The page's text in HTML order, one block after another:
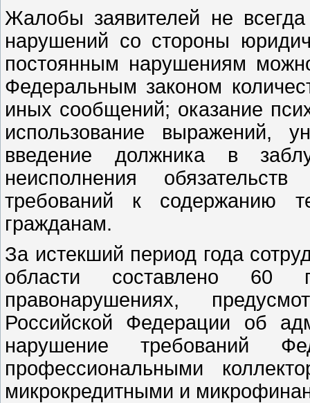
Жалобы заявителей не
нарушений со стороны
постоянным нарушениям
Федеральным законом
иных сообщений; оказание
использование выражений,
введение должника в
неисполнения
требований к содержанию
гражданам.
За истекший период года
области составлено 60
правонарушениях,
Российской Федерации об
нарушение требований
профессиональными
микрокредитными и